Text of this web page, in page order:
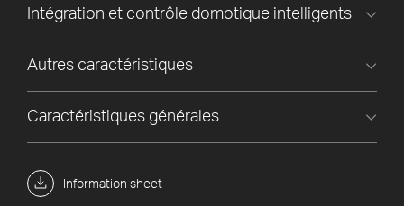
Information sheet
Intégration et contrôle domotique intelligents
Autres caractéristiques
Caractéristiques générales